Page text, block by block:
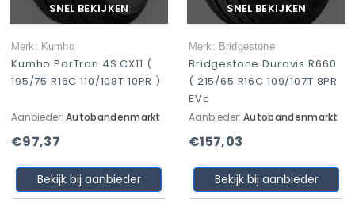
SNEL BEKIJKEN
Merk: Kumho
Kumho PorTran 4S CX11 (
195/75 R16C 110/108T 10PR )
Aanbieder: Autobandenmarkt
€97,37
Bekijk bij aanbieder
SNEL BEKIJKEN
Merk: Bridgestone
Bridgestone Duravis R660
( 215/65 R16C 109/107T 8PR
EVc
Aanbieder: Autobandenmarkt
€157,03
Bekijk bij aanbieder